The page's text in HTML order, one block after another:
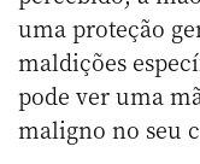
uma proteção
maldições
pode ver uma
maligno no seu